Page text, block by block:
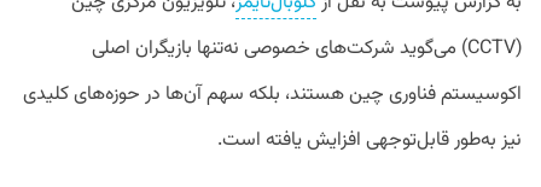
(CCTV) می‌گوید شرکت‌های خصوصی نه‌تنها بازیگران اصلی
اکوسیستم فناوری چین هستند، بلکه سهم آن‌ها در حوزه‌های کلیدی
نیز به‌طور قابل‌توجهی افزایش یافته است.